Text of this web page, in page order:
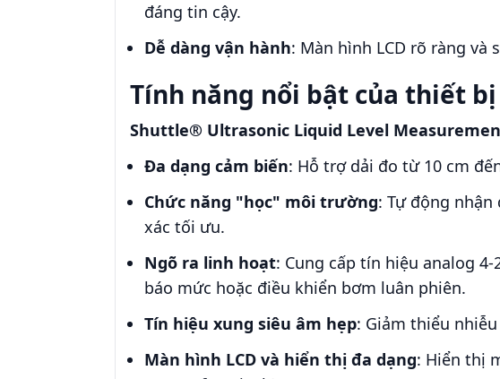
đáng tin cậy.
Dễ dàng vận hành: Màn hình LCD rõ ràng
Tính năng nổi bật của thiết
Shuttle® Ultrasonic Liquid Level
Đa dạng cảm biến: Hỗ trợ dải đo từ 10 cm
Chức năng "học" môi trường: Tự động
xác tối ưu.
Ngõ ra linh hoạt: Cung cấp tín hiệu analog
báo mức hoặc điều khiển bơm luân phiên.
Tín hiệu xung siêu âm hẹp: Giảm thiểu
Màn hình LCD và hiển thị đa dạng: Hiển thị